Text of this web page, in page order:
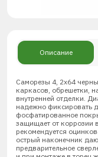
Описание
Саморезы 4, 2х64
каркасов, обрешетки,
внутренней отделки.
надежно фиксировать
фосфатированное
защищает от коррозии
рекомендуется
острый наконечник
предварительное